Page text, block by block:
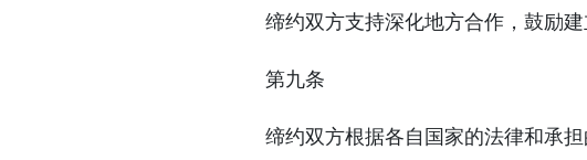
缔约双方支持深化地方合作，鼓励
第九条
缔约双方根据各自国家的法律和承